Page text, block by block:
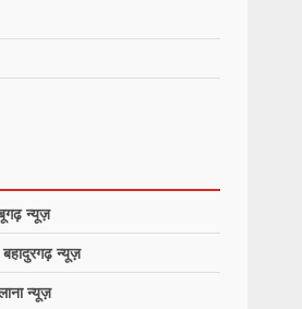
न्यूज़
न्यूज़
न्यूज़